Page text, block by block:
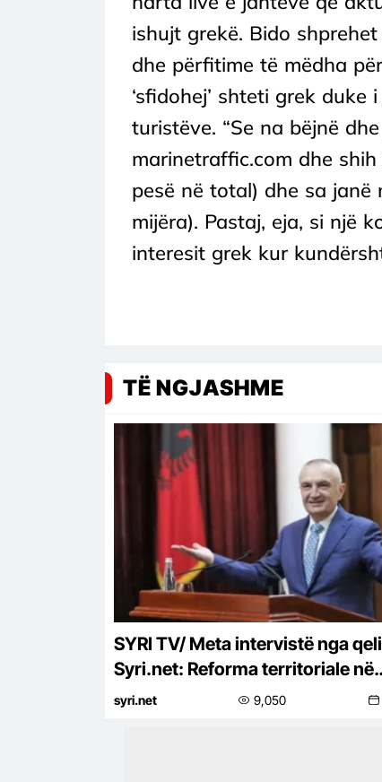
ishujt grekë. Bido
dhe përfitime të mëdha
‘sfidohej’ shteti grek
turistëve. “Se na bëjnë
marinetraffic.com dhe
pesë në total) dhe sa janë
mijëra). Pastaj, eja, si një
interesit grek kur
TË NGJASHME
SYRI TV/ Meta intervistë nga
Syri.net: Reforma territoriale në
referendum, deputetët e PS
syri.net 9,050